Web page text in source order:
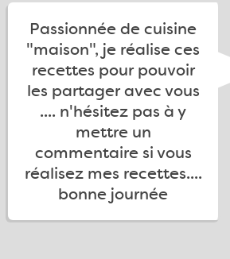
Passionnée de cuisine
"maison", je réalise ces
recettes pour pouvoir
les partager avec vous
.... n'hésitez pas à y
mettre un
commentaire si vous
réalisez mes recettes....
bonne journée